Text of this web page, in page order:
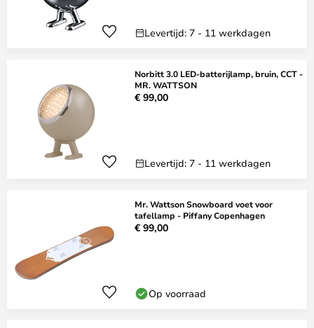
Levertijd: 7 - 11 werkdagen
Norbitt 3.0 LED-batterijlamp, bruin, CCT -
MR. WATTSON
€ 99,00
Levertijd: 7 - 11 werkdagen
Mr. Wattson Snowboard voet voor
tafellamp - Piffany Copenhagen
€ 99,00
Op voorraad